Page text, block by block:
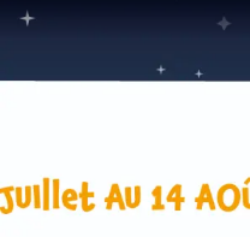
au